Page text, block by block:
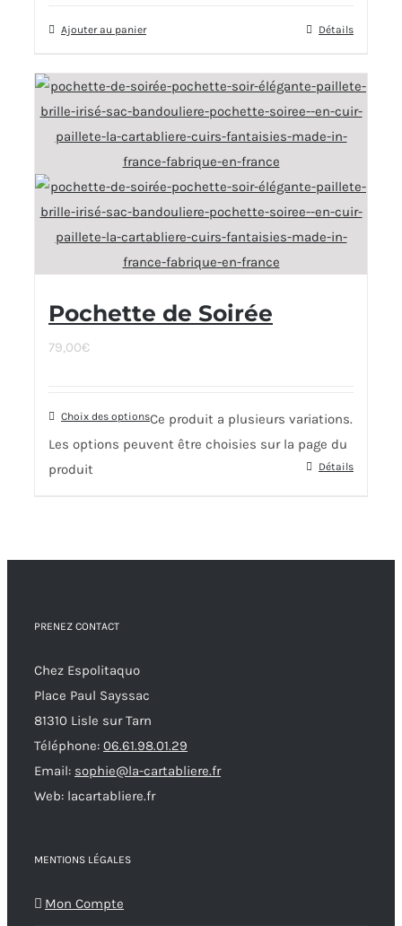
Ajouter au panier Détails
Pochette de Soirée
79,00€
Choix des optionsCe produit a plusieurs variations.
Les options peuvent être choisies sur la page du
produit
Détails
PRENEZ CONTACT
Chez Espolitaquo
Place Paul Sayssac
81310 Lisle sur Tarn
Téléphone: 06.61.98.01.29
Email: sophie@la-cartabliere.fr
Web: lacartabliere.fr
MENTIONS LÉGALES
Mon Compte